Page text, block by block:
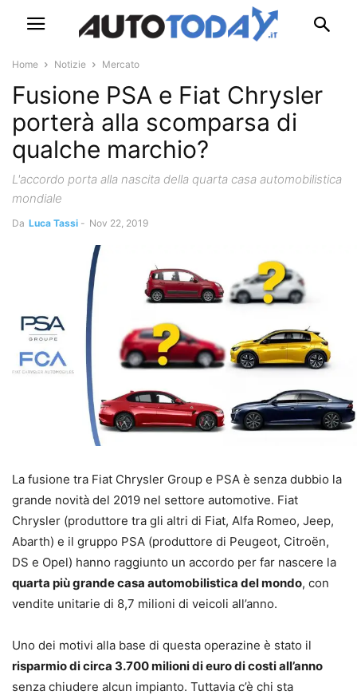
Home Notizie Mercato
Fusione PSA e Fiat Chrysler
porterà alla scomparsa di
qualche marchio?
L'accordo porta alla nascita della quarta casa automobilistica
mondiale
Da Luca Tassi - Nov 22, 2019
La fusione tra Fiat Chrysler Group e PSA è senza dubbio la
grande novità del 2019 nel settore automotive. Fiat
Chrysler (produttore tra gli altri di Fiat, Alfa Romeo, Jeep,
Abarth) e il gruppo PSA (produttore di Peugeot, Citroën,
DS e Opel) hanno raggiunto un accordo per far nascere la
quarta più grande casa automobilistica del mondo, con
vendite unitarie di 8,7 milioni di veicoli all’anno.
Uno dei motivi alla base di questa operazine è stato il
risparmio di circa 3.700 milioni di euro di costi all’anno
senza chiudere alcun impianto. Tuttavia c’è chi sta